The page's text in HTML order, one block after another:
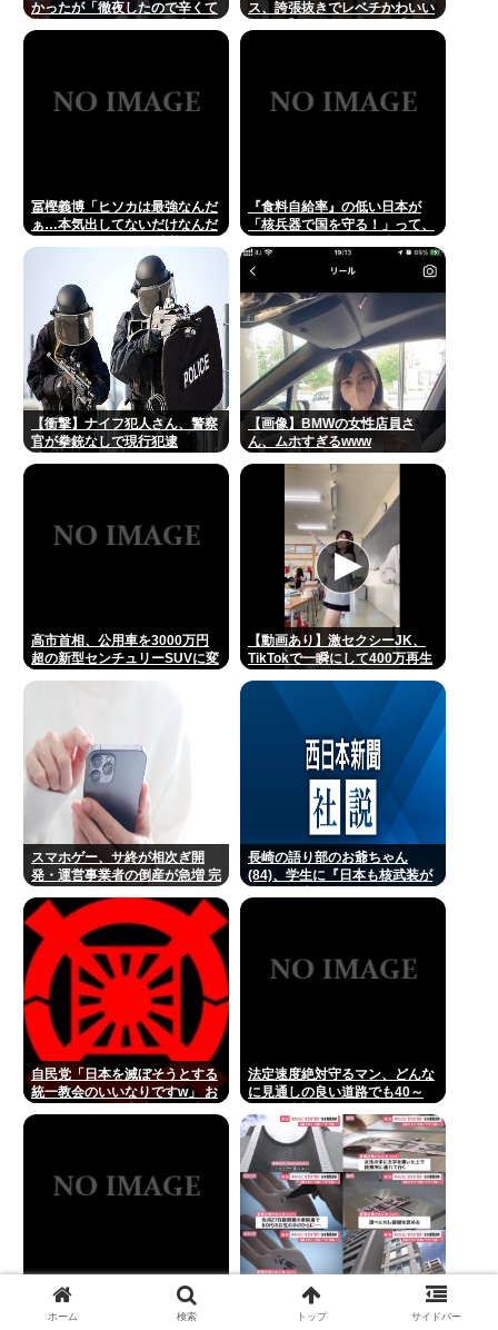
かったが「徹夜したので辛くて
ス、誇張抜きでレベチかわいい
冨樫義博「ヒソカは最強なんだ
ぁ…本気出してないだけなんだ
『食料自給率』の低い日本が
「核兵器で国を守る！」って、
たら終わりじゃん
【衝撃】ナイフ犯人さん、警察
官が拳銃なしで現行犯逮
【画像】BMWの女性店員さ
ん、ムホすぎるwww
高市首相、公用車を3000万円
超の新型センチュリーSUVに変
【動画あり】激セクシーJK、
TikTokで一瞬にして400万再生
スマホゲー、サ終が相次ぎ開
発・運営事業者の倒産が急増 完
長崎の語り部のお爺ちゃん
(84)、学生に『日本も核武装が
自民党「日本を滅ぼそうとする
統一教会のいいなりですw」 お
法定速度絶対守るマン、どんな
に見通しの良い道路でも40～
一流顔隠しアーティストtuki.
(17)さん、「家族でハワイ行っ
大阪 80代女性の手に「公明」
とペンで書き投票所に連れて行
ホーム 検索 トップ サイドバー